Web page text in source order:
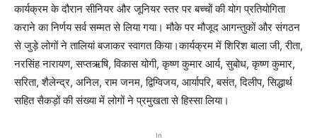
कार्यक्रम के दौरान सीनियर और जूनियर स्तर पर बच्चों की योग प्रतियोगिता
कराने का निर्णय सर्व सम्मत से लिया गया। मौके पर मौजूद आगन्तुकों और संगठन
से जुड़े लोगों ने तालियां बजाकर स्वागत किया।कार्यक्रम में शिरिश बाला जी, रीता,
नरसिंह नारायण, सप्तऋषि, विकास योगी, कृष्ण कुमार आर्य, सुबोध, कृष्ण कुमार,
सरिता, शैलेन्द्र, अनिल, राम जनम, द्विग्विजय, आर्यापरि, बसंत, दिलीप, सिद्धार्थ
सहित सैकड़ों की संख्या में लोगों ने प्रमुखता से हिस्सा लिया।
In